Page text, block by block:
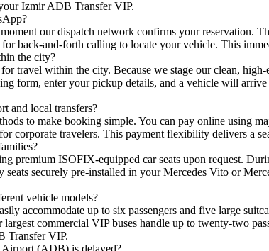
Izmir ADB Transfer VIP.
our dispatch network confirms your reservation.
for back-and-forth calling to locate your vehicle. This
the city?
travel within the city. Because we stage our clean,
form, enter your pickup details, and a vehicle will
and local transfers?
to make booking simple. You can pay online using
corporate travelers. This payment flexibility delivers a
premium ISOFIX-equipped car seats upon request.
securely pre-installed in your Mercedes Vito or
vehicle models?
accommodate up to six passengers and five large
commercial VIP buses handle up to twenty-two
Transfer VIP.
(ADB) is delayed?